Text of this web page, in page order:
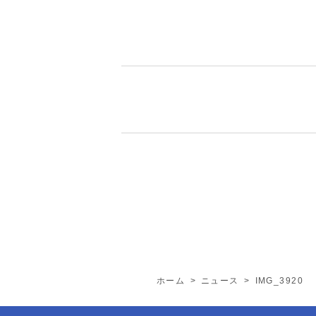
ホーム > ニュース > IMG_3920